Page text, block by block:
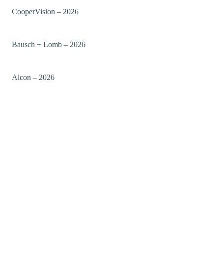
CooperVision – 2026
Bausch + Lomb – 2026
Alcon – 2026